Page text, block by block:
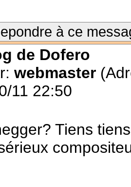
à ce
de Dofero
webmaster
11 22:50
Tiens